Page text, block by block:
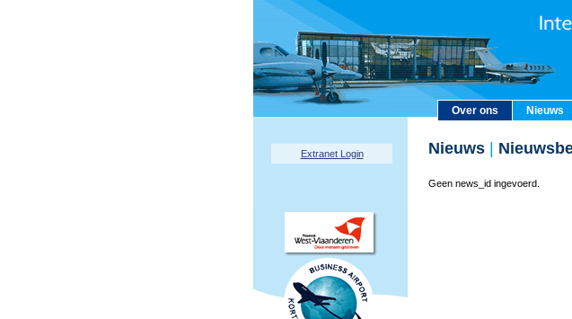
Over ons Nieuws
Extranet Login Nieuws
Geen news_id ingevoerd.